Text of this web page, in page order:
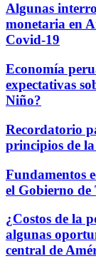
Algunas
monetaria en
Covid-19
Economía
expectativas
Niño?
Recordatorio
principios de
Fundamentos
el Gobierno
¿Costos de la
algunas
central de